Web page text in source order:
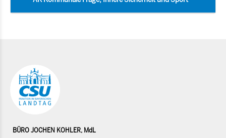
BÜRO JOCHEN KOHLER, MdL